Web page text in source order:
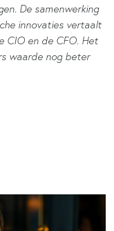
De samenwerking
innovaties vertaalt
CIO en de CFO. Het
waarde nog beter